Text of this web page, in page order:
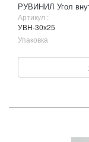
РУВИНИЛ Угол
Артикул :
УВН-30х25
Упаковка